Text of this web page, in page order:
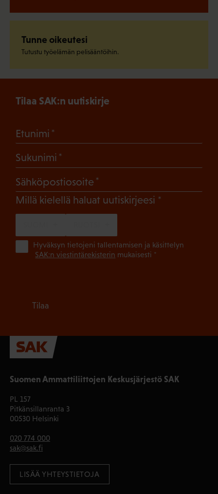
Tunne oikeutesi
Tutustu työelämän pelisääntöihin.
Suomen Ammattiliittojen Keskusjärjestö SAK
PL 157
Pitkänsillanranta 3
00530 Helsinki
020 774 000
sak@sak.fi
LISÄÄ YHTEYSTIETOJA
Tilaa SAK:n uutiskirje
Etunimi
Sukunimi
Sähköpostiosoite
Millä kielellä haluat uutiskirjeesi (Pakollinen)
Hyväksyn tietojeni tallentamisen ja käsittelyn
SAK:n viestintärekisterin mukaisesti *
Tilaa